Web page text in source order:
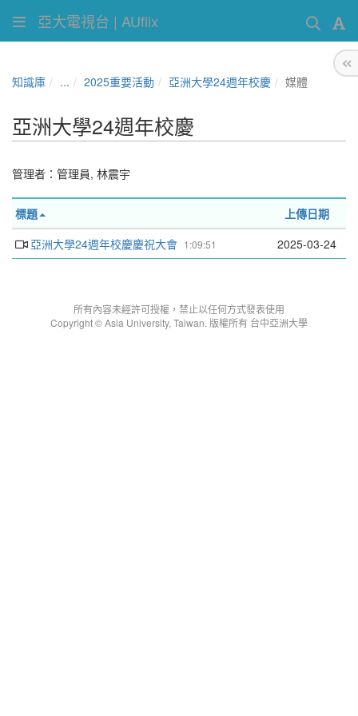
亞大電視台 | AUflix
知識庫 ... 2025重要活動 亞洲大學24週年校慶 媒體
亞洲大學24週年校慶
管理者： 管理員, 林震宇
標題 上傳日期
1:09:51
亞洲大學24週年校慶慶祝大會 2025-03-24
所有內容未經許可授權，禁止以任何方式發表使用
Copyright © Asia University, Taiwan. 版權所有 台中亞洲大學